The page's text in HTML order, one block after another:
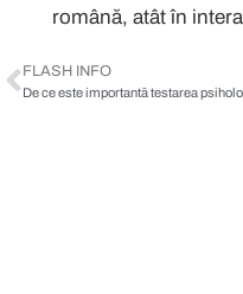
română, atât în
FLASH INFO